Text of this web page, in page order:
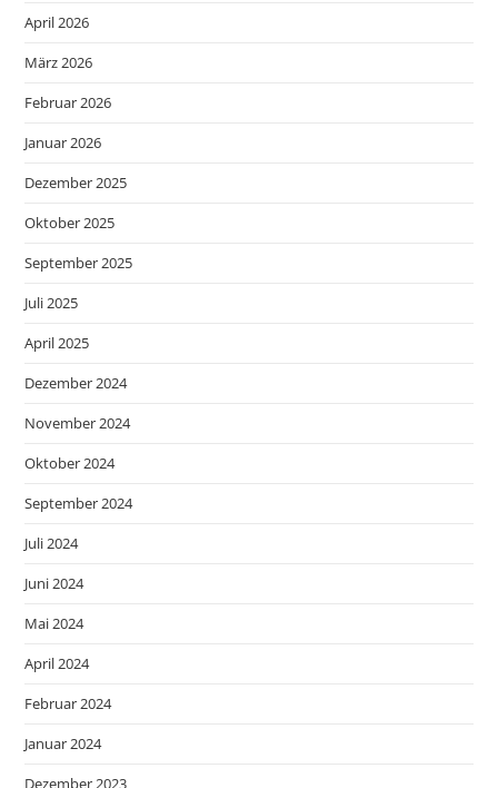
April 2026
März 2026
Februar 2026
Januar 2026
Dezember 2025
Oktober 2025
September 2025
Juli 2025
April 2025
Dezember 2024
November 2024
Oktober 2024
September 2024
Juli 2024
Juni 2024
Mai 2024
April 2024
Februar 2024
Januar 2024
Dezember 2023